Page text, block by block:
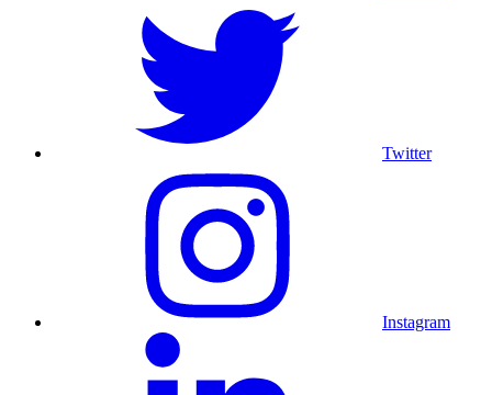
Twitter
Instagram